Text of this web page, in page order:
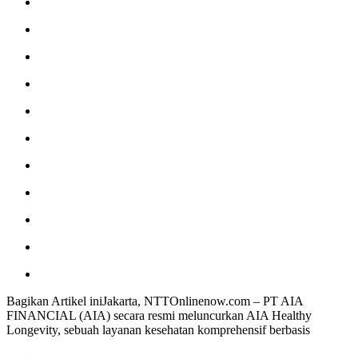
Bagikan Artikel iniJakarta, NTTOnlinenow.com – PT AIA
FINANCIAL (AIA) secara resmi meluncurkan AIA Healthy
Longevity, sebuah layanan kesehatan komprehensif berbasis